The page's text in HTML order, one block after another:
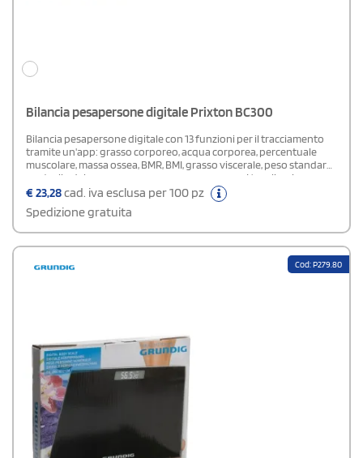
Bilancia pesapersone digitale Prixton BC300
Bilancia pesapersone digitale con 13 funzioni per il tracciamento
tramite un'app: grasso corporeo, acqua corporea, percentuale
muscolare, massa ossea, BMR, BMI, grasso viscerale, peso standard,
controllo del peso, massa grassa, massa magra. L'applicazione
mostra il peso sia in chilogrammi che in libbre. Bluetooth integrato.
Schermo LCD bianco. Batteria AAA. Peso massimo 180 kg.
€23,28cad. iva esclusa per 100 pz
Spedizione gratuita
Cod: P279.80